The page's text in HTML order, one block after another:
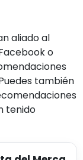
aliado al
o
también
tenido